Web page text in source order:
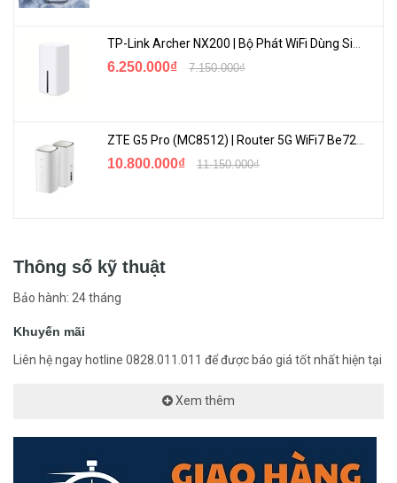
6.250.000₫ 7.150.000₫
10.800.000₫ 11.150.000₫
Thông số kỹ thuật
Bảo hành: 24 tháng
Khuyến mãi
Liên hệ ngay hotline 0828.011.011 để được báo giá tốt nhất hiện tại
Xem thêm